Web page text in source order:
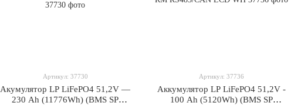
Артикул: 37730
Акумулятор LP LiFePO4 51,2V —
230 Ah (11776Wh) (BMS SP
Артикул: 37736
Аккумулятор LP LiFePO4 51,2V -
100 Ah (5120Wh) (BMS SP